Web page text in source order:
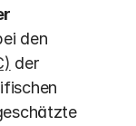
den
der
Verbrauch mit ein. So wird die geschätzte